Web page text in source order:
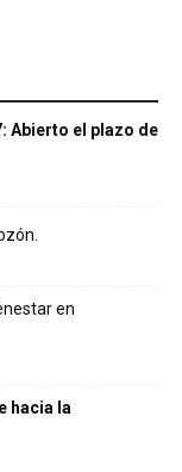
Abierto el plazo de
en
hacia la